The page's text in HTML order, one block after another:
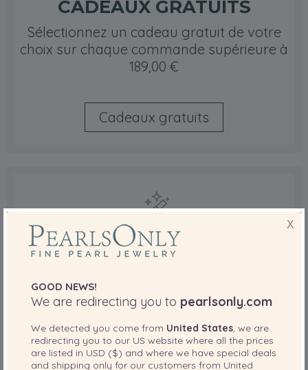
CADEAUX GRATUITS
Sélectionnez un cadeau gratuit de votre
choix sur chaque commande supérieure à
189,00 €
Cadeaux gratuits
PEARL WIZARD
propre conseil instantané.
Commencer ici
X
GOOD NEWS!
We are redirecting you to pearlsonly.com
We detected you come from United States, we are
redirecting you to our US website where all the prices
are listed in USD ($) and where we have special deals
and shipping only for our customers from United